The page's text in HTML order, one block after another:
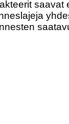
saavat